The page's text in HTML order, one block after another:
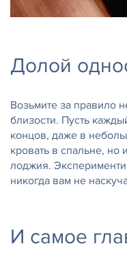
Долой
Возьмите за правило
близости. Пусть
концов, даже в
кровать в спальне, но
лоджия.
никогда вам не
И самое